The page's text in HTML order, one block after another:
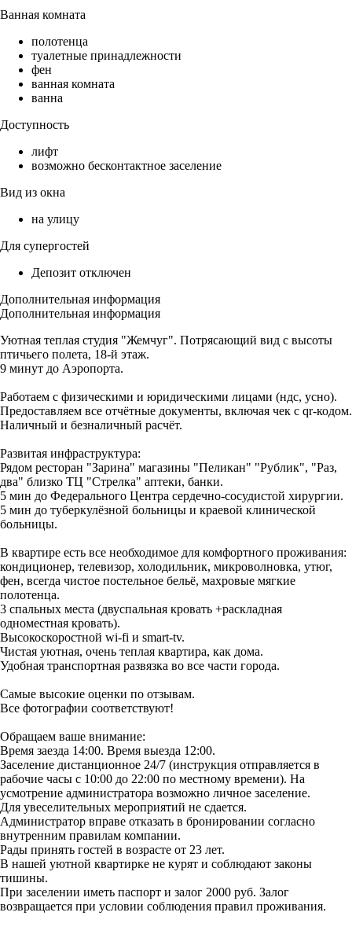
Ванная комната
полотенца
туалетные принадлежности
фен
ванная комната
ванна
Доступность
лифт
возможно бесконтактное заселение
Вид из окна
на улицу
Для супергостей
Депозит отключен
Дополнительная информация
Дополнительная информация
Уютная теплая студия "Жемчуг". Потрясающий вид с высоты
птичьего полета, 18-й этаж.
9 минут до Аэропорта.
Работаем с физическими и юридическими лицами (ндс, усно).
Предоставляем все отчётные документы, включая чек с qr-кодом.
Наличный и безналичный расчёт.
Развитая инфраструктура:
Рядом ресторан "Зарина" магазины "Пеликан" "Рублик", "Раз,
два" близко ТЦ "Стрелка" аптеки, банки.
5 мин до Федерального Центра сердечно-сосудистой хирургии.
5 мин до туберкулёзной больницы и краевой клинической
больницы.
В квартире есть все необходимое для комфортного проживания:
кондиционер, телевизор, холодильник, микроволновка, утюг,
фен, всегда чистое постельное бельё, махровые мягкие
полотенца.
3 спальных места (двуспальная кровать +раскладная
одноместная кровать).
Высокоскоростной wi-fi и smart-tv.
Чистая уютная, очень теплая квартира, как дома.
Удобная транспортная развязка во все части города.
Самые высокие оценки по отзывам.
Все фотографии соответствуют!
Обращаем ваше внимание:
Время заезда 14:00. Время выезда 12:00.
Заселение дистанционное 24/7 (инструкция отправляется в
рабочие часы с 10:00 до 22:00 по местному времени). На
усмотрение администратора возможно личное заселение.
Для увеселительных мероприятий не сдается.
Администратор вправе отказать в бронировании согласно
внутренним правилам компании.
Рады принять гостей в возрасте от 23 лет.
В нашей уютной квартирке не курят и соблюдают законы
тишины.
При заселении иметь паспорт и залог 2000 руб. Залог
возвращается при условии соблюдения правил проживания.